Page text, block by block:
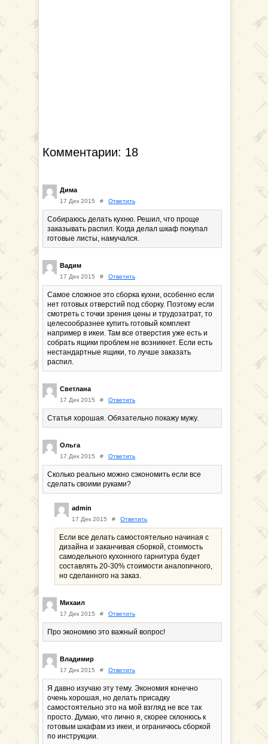
Комментарии: 18
Дима
17 Дек 2015 # Ответить
Собираюсь делать кухню. Решил, что проще
заказывать распил. Когда делал шкаф покупал
готовые листы, намучался.
Вадим
17 Дек 2015 # Ответить
Самое сложное это сборка кухни, особенно если
нет готовых отверстий под сборку. Поэтому если
смотреть с точки зрения цены и трудозатрат, то
целесообразнее купить готовый комплект
например в икеи. Там все отверстия уже есть и
собрать ящики проблем не возникнет. Если есть
нестандартные ящики, то лучше заказать
распил.
Светлана
17 Дек 2015 # Ответить
Статья хорошая. Обязательно покажу мужу.
Ольга
17 Дек 2015 # Ответить
Сколько реально можно сэкономить если все
сделать своими руками?
admin
17 Дек 2015 # Ответить
Если все делать самостоятельно начиная с
дизайна и заканчивая сборкой, стоимость
самодельного кухонного гарнитура будет
составлять 20-30% стоимости аналогичного,
но сделанного на заказ.
Михаил
17 Дек 2015 # Ответить
Про экономию это важный вопрос!
Владимир
17 Дек 2015 # Ответить
Я давно изучаю эту тему. Экономия конечно
очень хорошая, но делать присадку
самостоятельно это на мой взгляд не все так
просто. Думаю, что лично я, скорее склонюсь к
готовым шкафам из икеи, и ограничюсь сборкой
по инструкции.